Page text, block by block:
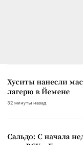
Хуситы нанесли
лагерю в Йемене
32 минуты назад
Сальдо: С начала